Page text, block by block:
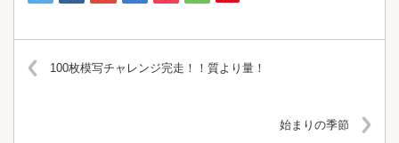
100枚模写チャレンジ完走！！質より量！
始まりの季節